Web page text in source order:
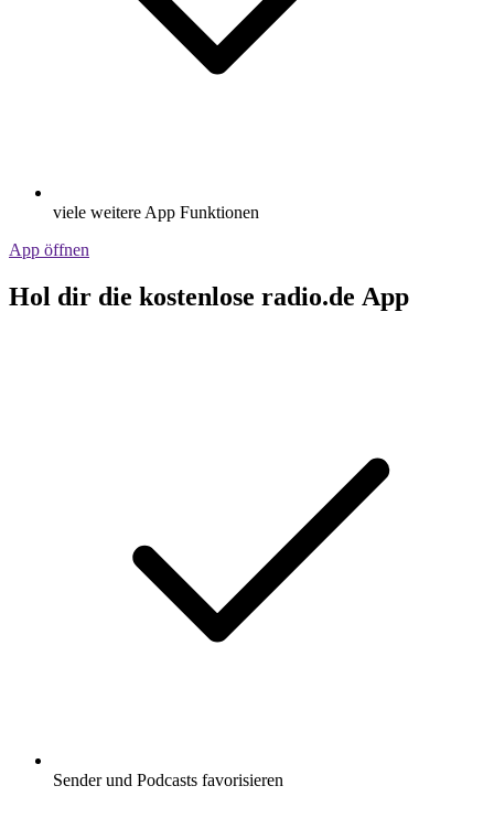
viele weitere App Funktionen
App öffnen
Hol dir die kostenlose radio.de App
Sender und Podcasts favorisieren